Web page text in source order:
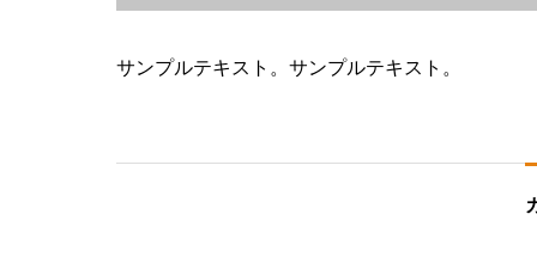
サンプルテキスト。サンプルテキスト。